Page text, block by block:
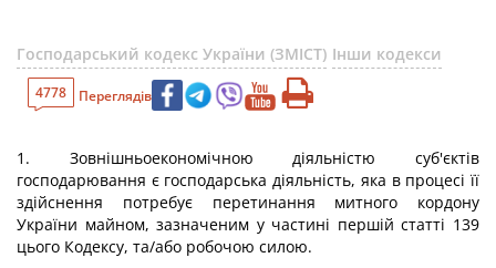
Господарський кодекс України (ЗМІСТ) Інши кодекси
4778 Переглядів
1. Зовнішньоекономічною діяльністю суб'єктів
господарювання є господарська діяльність, яка в процесі її
здійснення потребує перетинання митного кордону
України майном, зазначеним у частині першій статті 139
цього Кодексу, та/або робочою силою.